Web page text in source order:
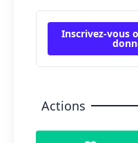
Inscrivez-vous
Actions